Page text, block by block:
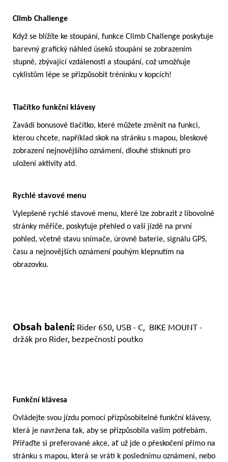
Climb Challenge
Když se blížíte ke stoupání, funkce Climb Challenge poskytuje
barevný grafický náhled úseků stoupání se zobrazením
stupně, zbývající vzdálenosti a stoupání, což umožňuje
cyklistům lépe se přizpůsobit tréninku v kopcích!
Tlačítko funkční klávesy
Zavádí bonusové tlačítko, které můžete změnit na funkci,
kterou chcete, například skok na stránku s mapou, bleskové
zobrazení nejnovějšího oznámení, dlouhé stisknutí pro
uložení aktivity atd.
Rychlé stavové menu
Vylepšené rychlé stavové menu, které lze zobrazit z libovolné
stránky měřiče, poskytuje přehled o vaší jízdě na první
pohled, včetně stavu snímače, úrovně baterie, signálu GPS,
času a nejnovějších oznámení pouhým klepnutím na
obrazovku.
Obsah balení: Rider 650, USB - C, BIKE MOUNT -
držák pro Rider, bezpečností poutko
Funkční klávesa
Ovládejte svou jízdu pomocí přizpůsobitelné funkční klávesy,
která je navržena tak, aby se přizpůsobila vašim potřebám.
Přiřaďte si preferované akce, ať už jde o přeskočení přímo na
stránku s mapou, která se vrátí k poslednímu oznámení, nebo